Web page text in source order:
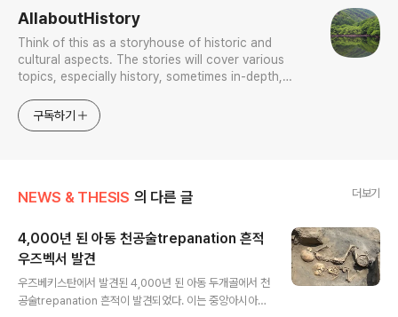
AllaboutHistory
Think of this as a storyhouse of historic and
cultural aspects. The stories will cover various
topics, especially history, sometimes in-depth,
approach will be to resist any common sense or
generalized viewpoint
구독하기
NEWS & THESIS 의 다른 글 더보기
4,000년 된 아동 천공술trepanation 흔적
우즈벡서 발견
우즈베키스탄에서 발견된 4,000년 된 아동 두개골에서 천
공술trepanation 흔적이 발견되었다. 이는 중앙아시아에